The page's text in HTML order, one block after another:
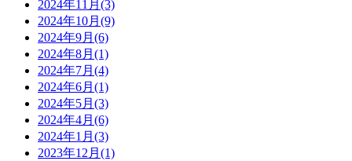
2024年11月 (3)
2024年10月 (9)
2024年9月 (6)
2024年8月 (1)
2024年7月 (4)
2024年6月 (1)
2024年5月 (3)
2024年4月 (6)
2024年1月 (3)
2023年12月 (1)